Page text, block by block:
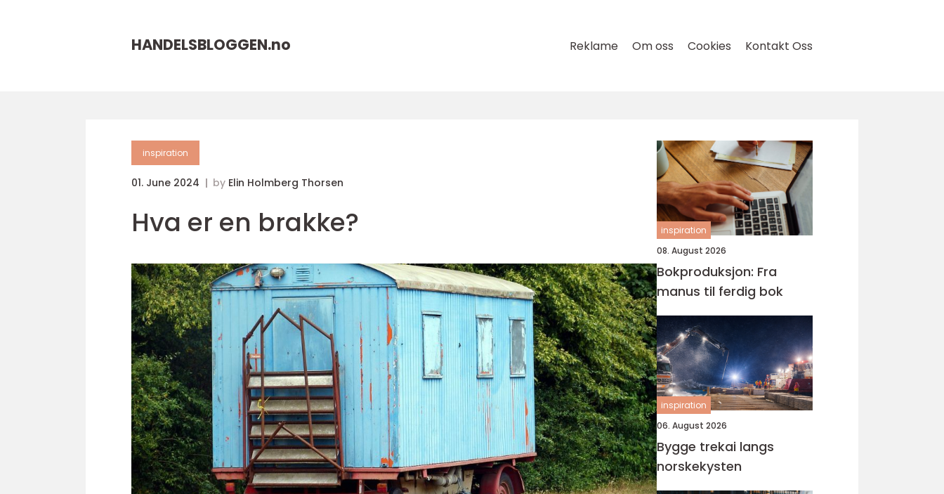
HANDELSBLOGGEN.no Reklame Om oss Cookies Kontakt Oss
inspiration
01. June 2024 by Elin Holmberg Thorsen
Hva er en brakke?
inspiration
08. August 2026
Bokproduksjon: Fra
manus til ferdig bok
inspiration
06. August 2026
Bygge trekai langs
norskekysten